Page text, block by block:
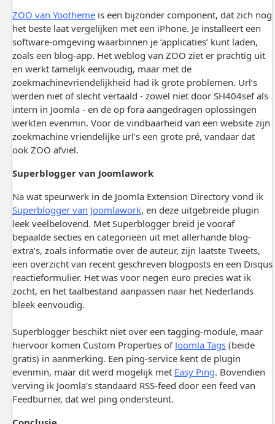
ZOO van Yoothemeis een bijzonder component, dat zich nog
het beste laat vergelijken met een iPhone. Je installeert een
software-omgeving waarbinnen je ‘applicaties’ kunt laden,
zoals een blog-app. Het weblog van ZOO ziet er prachtig uit
en werkt tamelijk eenvoudig, maar met de
zoekmachinevriendelijkheid had ik grote problemen. Url’s
werden niet of slecht vertaald - zowel niet door SH404sef als
intern in Joomla - en de op fora aangedragen oplossingen
werkten evenmin. Voor de vindbaarheid van een website zijn
zoekmachine vriendelijke url’s een grote pré, vandaar dat
ook ZOO afviel.
Superblogger van Joomlawork
Na wat speurwerk in de Joomla Extension Directory vond ik
Superblogger van Joomlawork, en deze uitgebreide plugin
leek veelbelovend. Met Superblogger breid je vooraf
bepaalde secties en categorieën uit met allerhande blog-
extra’s, zoals informatie over de auteur, zijn laatste Tweets,
een overzicht van recent geschreven blogposts en een Disqus
reactieformulier. Het was voor negen euro precies wat ik
zocht, en het taalbestand aanpassen naar het Nederlands
bleek eenvoudig.
Superblogger beschikt niet over een tagging-module, maar
hiervoor komen Custom Properties of Joomla Tags(beide
gratis) in aanmerking. Een ping-service kent de plugin
evenmin, maar dit werd mogelijk met Easy Ping. Bovendien
verving ik Joomla’s standaard RSS-feed door een feed van
Feedburner, dat wel ping ondersteunt.